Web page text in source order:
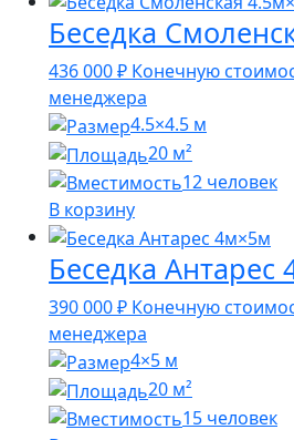
Беседка
436 000₽ Конечную
менеджера
4.5×4.5 м
20 м²
12 человек
В корзину
Беседка Антарес
390 000₽ Конечную
менеджера
4×5 м
20 м²
15 человек